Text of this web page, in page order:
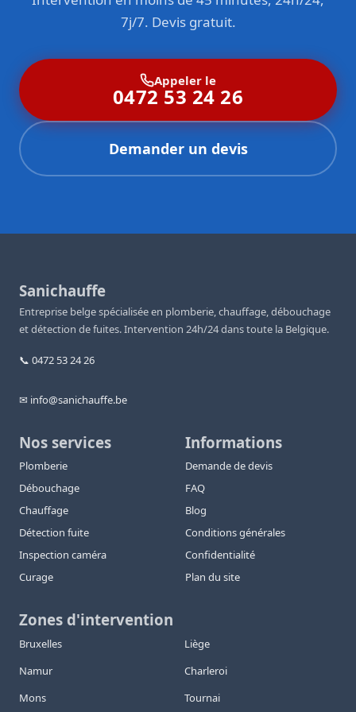
7j/7. Devis gratuit.
Appeler le
0472 53 24 26
Demander un devis
Sanichauffe
Entreprise belge spécialisée en plomberie, chauffage, débouchage
et détection de fuites. Intervention 24h/24 dans toute la Belgique.
📞 0472 53 24 26
✉ info@sanichauffe.be
Nos services
Plomberie
Débouchage
Chauffage
Détection fuite
Inspection caméra
Curage
Informations
Demande de devis
FAQ
Blog
Conditions générales
Confidentialité
Plan du site
Zones d'intervention
Bruxelles
Liège
Namur
Charleroi
Mons
Tournai